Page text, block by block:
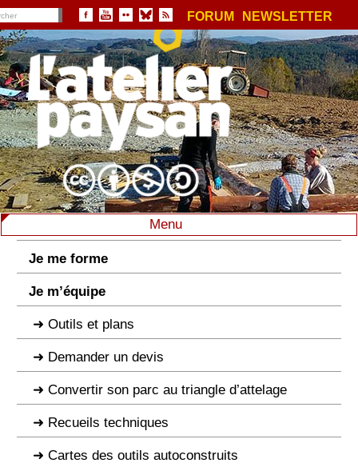
FORUM NEWSLETTER
Menu
Je me forme
Je m’équipe
Outils et plans
Demander un devis
Convertir son parc au triangle d’attelage
Recueils techniques
Cartes des outils autoconstruits